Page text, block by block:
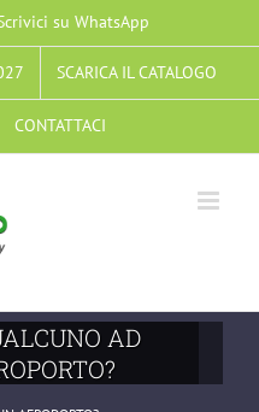
su WhatsApp
SCARICA IL CATALOGO
CONTATTACI
AD